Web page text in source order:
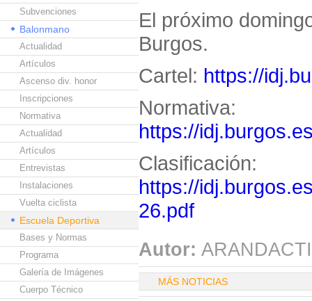
Subvenciones
Balonmano
Actualidad
Artículos
Ascenso div. honor
Inscripciones
Normativa
Actualidad
Artículos
Entrevistas
Instalaciones
Vuelta ciclista
Escuela Deportiva
Bases y Normas
Programa
Galería de Imágenes
Cuerpo Técnico
El próximo
Burgos.
Cartel: https://
Normativa:
https://
Clasificación:
https://
26.pdf
Autor:
MÁS NOTICIAS